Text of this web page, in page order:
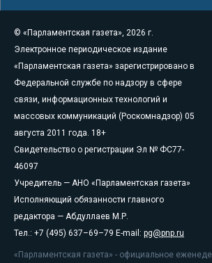
© «Парламентская газета», 2026 г.
Электронное периодическое издание
«Парламентская газета» зарегистрировано в
Федеральной службе по надзору в сфере
связи, информационных технологий и
массовых коммуникаций (Роскомнадзор) 05
августа 2011 года. 18+
Свидетельство о регистрации Эл № ФС77-
46097
Учредитель — АНО «Парламентская газета»
Исполняющий обязанности главного
редактора — Абдуллаев М.Р.
Тел.: +7 (495) 637–69–79 E-mail: pg@pnp.ru
«Парламентская газета» - официальное